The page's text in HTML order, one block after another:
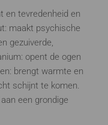
en tevredenheid en
maakt psychische
gezuiverde,
opent de ogen
brengt warmte en
schijnt te komen.
een grondige